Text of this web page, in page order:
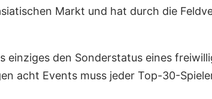
Markt und hat durch die
den Sonderstatus eines
acht Events muss jeder Top-30-